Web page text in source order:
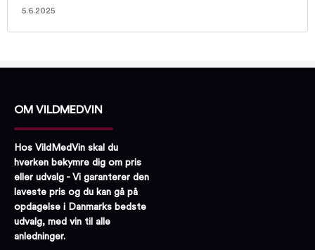
5.6.2025
OM VILDMEDVIN
Hos VildMedVin skal du
hverken bekymre dig om pris
eller udvalg - Vi garanterer den
laveste pris og du kan gå på
opdagelse i Danmarks bedste
udvalg, med vin til alle
anledninger.